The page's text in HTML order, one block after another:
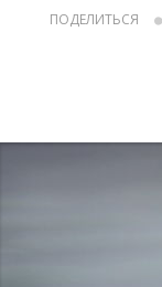
ПОДЕЛИТЬСЯ